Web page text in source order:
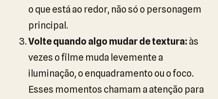
o que está ao redor, não só o personagem
principal.
Volte quando algo mudar de textura: às
vezes o filme muda levemente a
iluminação, o enquadramento ou o foco.
Esses momentos chamam a atenção para